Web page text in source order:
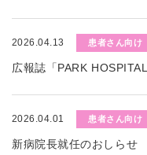
2026.04.13 患者さん向け
広報誌「PARK
2026.04.01 患者さん向け
新病院長就任のおしらせ